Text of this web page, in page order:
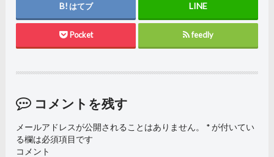
はてブ
Pocket feedly
コメントを残す
メールアドレスが公開されることはありません。 *が付いてい
る欄は必須項目です
コメント